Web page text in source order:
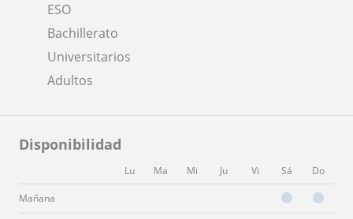
ESO
Bachillerato
Universitarios
Adultos
Disponibilidad
Lu Ma Mi Ju Vi Sá Do
Mañana